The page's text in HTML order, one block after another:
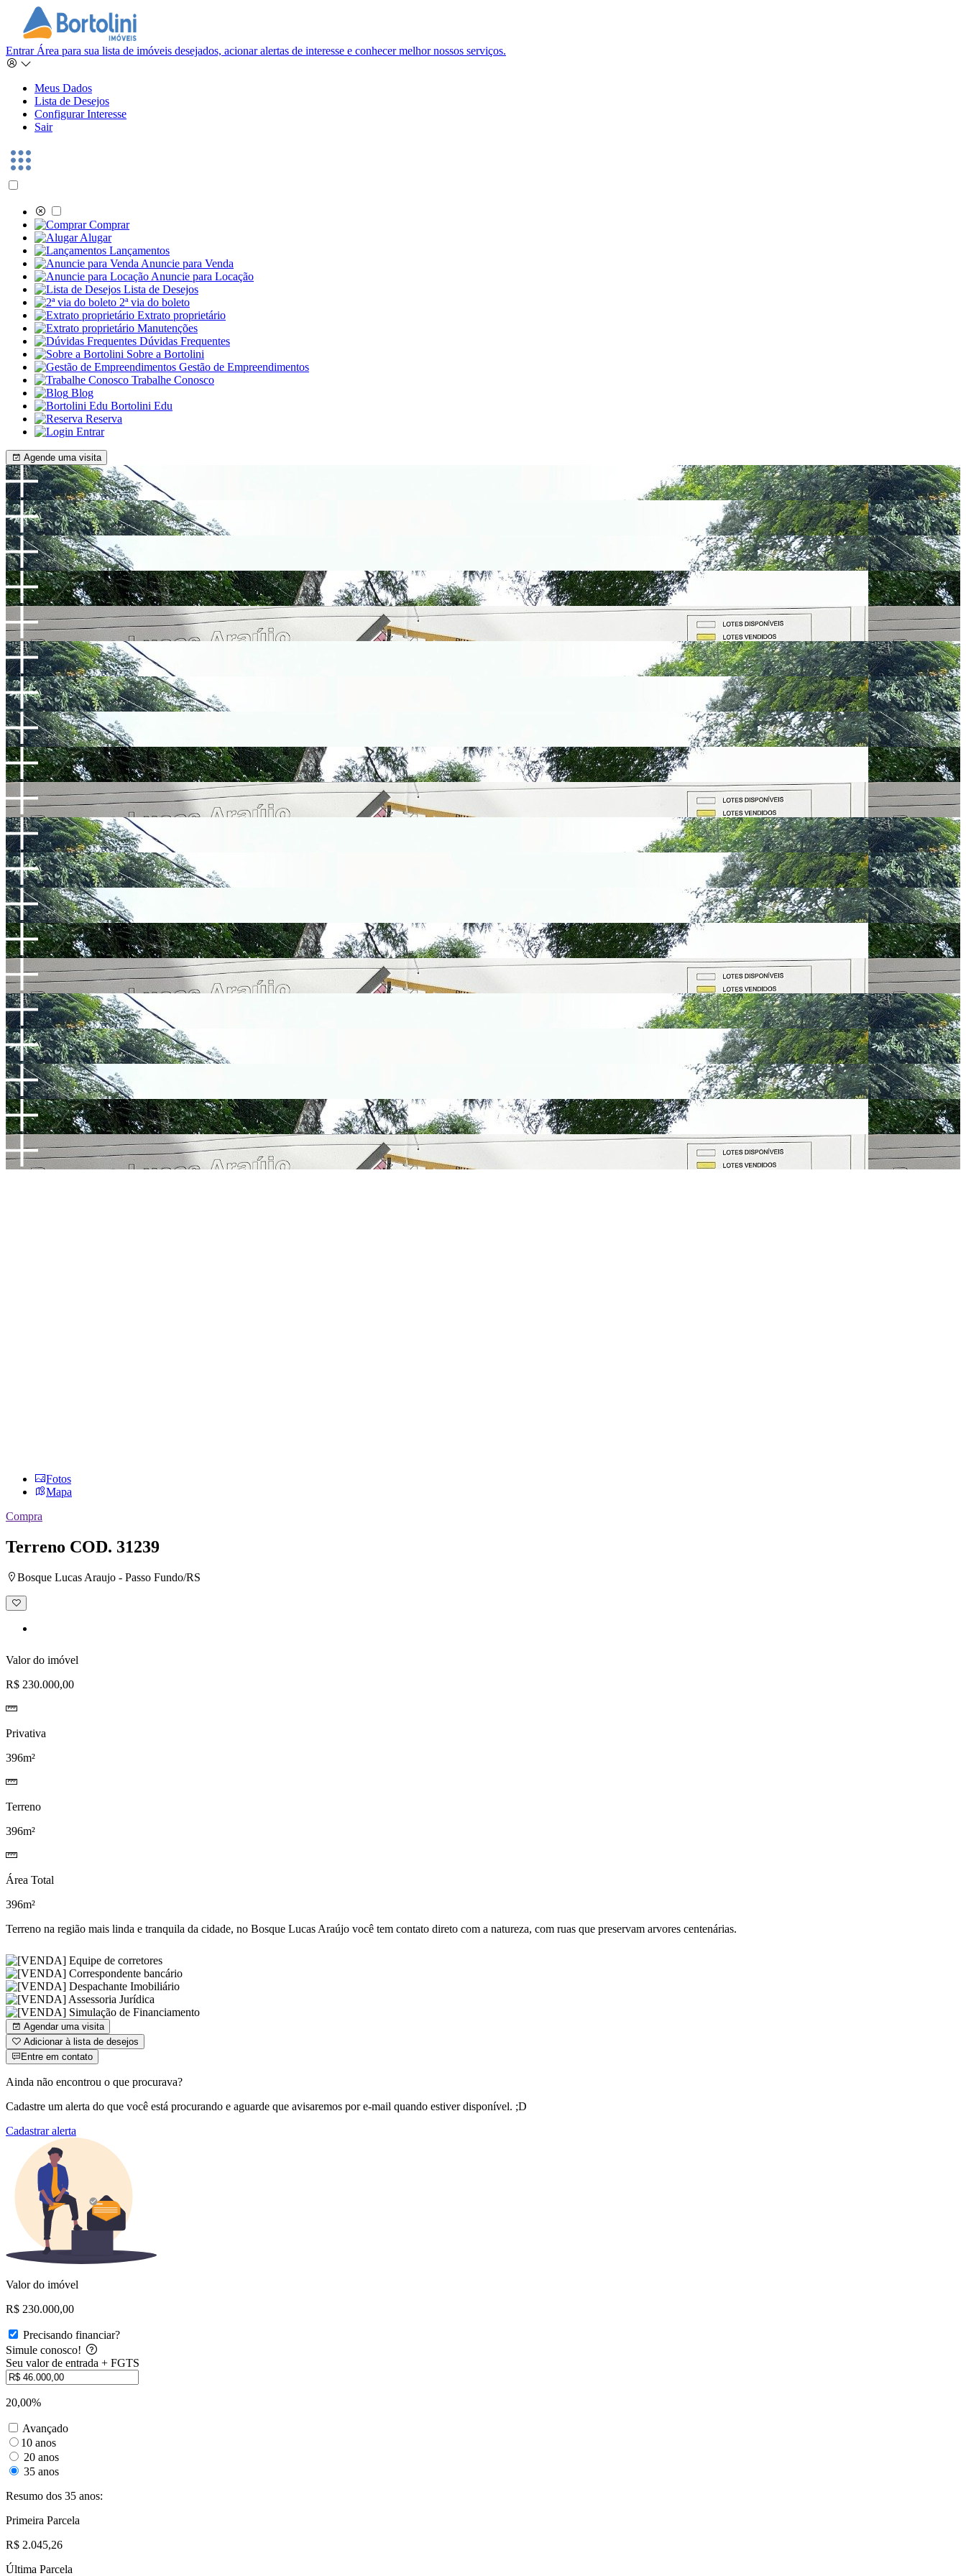
Entrar Área para sua lista de imóveis desejados, acionar alertas de interesse e conhecer melhor nossos serviços.
Meus Dados
Lista de Desejos
Configurar Interesse
Sair
Comprar
Alugar
Lançamentos
Anuncie para Venda
Anuncie para Locação
Lista de Desejos
2ª via do boleto
Extrato proprietário
Manutenções
Dúvidas Frequentes
Sobre a Bortolini
Gestão de Empreendimentos
Trabalhe Conosco
Blog
Bortolini Edu
Reserva
Entrar
Agende uma visita
Fotos
Mapa
Compra
Terreno COD. 31239
Bosque Lucas Araujo - Passo Fundo/RS
Adicionar
à
Valor do imóvel
R$ 230.000,00
Privativa
396m²
Terreno
396m²
Área Total
396m²
Terreno na região mais linda e tranquila da cidade, no Bosque Lucas Araújo você tem contato direto com a natureza, com ruas que preservam arvores centenárias.
Agendar uma visita
Adicionar à lista de desejos
Entre em contato
Ainda não encontrou o que procurava?
Cadastre um alerta do que você está procurando e aguarde que avisaremos por e-mail quando estiver disponível. ;D
Cadastrar alerta
Valor do imóvel
R$ 230.000,00
Precisando financiar?
Simule conosco!
Seu valor de entrada + FGTS
20,00%
Avançado
10 anos
20 anos
35 anos
Resumo dos 35 anos:
Primeira Parcela
R$ 2.045,26
Última Parcela